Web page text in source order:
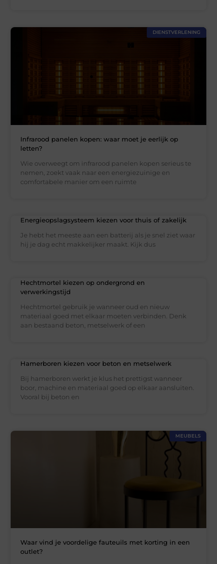
DIENSTVERLENING
Infrarood panelen kopen: waar moet je eerlijk op
letten?
Wie overweegt om infrarood panelen kopen serieus te
nemen, zoekt vaak naar een energiezuinige en
comfortabele manier om een ruimte
Energieopslagsysteem kiezen voor thuis of zakelijk
Je hebt het meeste aan een batterij als je snel ziet waar
hij je dag echt makkelijker maakt. Kijk dus
Hechtmortel kiezen op ondergrond en
verwerkingstijd
Hechtmortel gebruik je wanneer oud en nieuw
materiaal goed met elkaar moeten verbinden. Denk
aan bestaand beton, metselwerk of een
Hamerboren kiezen voor beton en metselwerk
Bij hamerboren werkt je klus het prettigst wanneer
boor, machine en materiaal goed op elkaar aansluiten.
Vooral bij beton en
MEUBELS
Waar vind je voordelige fauteuils met korting in een
outlet?